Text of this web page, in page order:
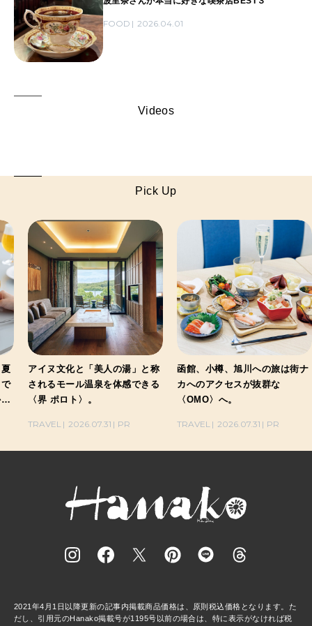
FOOD 2026.04.01
Videos
Pick Up
アイヌ文化と「美人の湯」と称
されるモール温泉を体感できる
〈界 ポロト〉。
TRAVEL 2026.07.31 PR
函館、小樽、旭川への旅は街ナ
カへのアクセスが抜群な
〈OMO〉へ。
TRAVEL 2026.07.31 PR
2021年4月1日以降更新の記事内掲載商品価格は、原則税込価格となります。た
だし、引用元のHanako掲載号が1195号以前の場合は、特に表示がなければ税